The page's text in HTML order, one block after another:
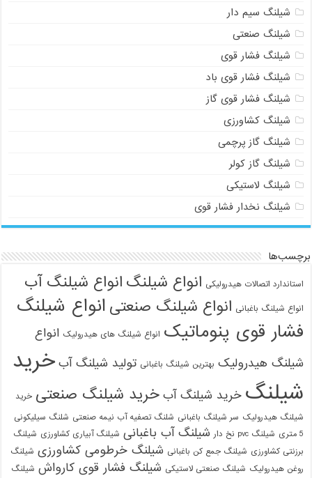
شیلنگ سیم دار
شیلنگ صنعتی
شیلنگ فشار قوی
شیلنگ فشار قوی باد
شیلنگ فشار قوی گاز
شیلنگ کشاورزی
شیلنگ گاز پرچمی
شیلنگ گاز کولر
شیلنگ لاستیکی
شیلنگ نخدار فشار قوی
برچسب‌ها
استاندارد اتصالات هیدرولیکی انواع شیلنگ انواع شیلنگ آب
انواع شیلنگ باغبانی انواع شیلنگ صنعتی انواع شیلنگ
فشار قوی پنوماتیک انواع شیلنگ های هیدرولیک انواع
شیلنگ هیدرولیک بهترین شیلنگ باغبانی تولید شیلنگ آب خرید
شیلنگ خرید شیلنگ آب خرید شیلنگ صنعتی خرید
شیلنگ هیدرولیک سر شیلنگ باغبانی شلنگ تصفیه آب نیمه صنعتی شلنگ سیلیکونی
5 متری
شیلنگ pvc نخ دار شیلنگ آب باغبانی شیلنگ آبیاری کشاورزی شیلنگ
برزنتی کشاورزی شیلنگ جمع کن باغبانی شیلنگ خرطومی کشاورزی شیلنگ
روغن هیدرولیک شیلنگ صنعتی لاستیکی شیلنگ فشار قوی کارواش شیلنگ